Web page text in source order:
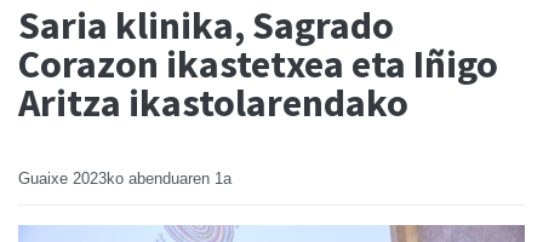
Saria klinika, Sagrado
Corazon ikastetxea eta Iñigo
Aritza ikastolarendako
Guaixe 2023ko abenduaren 1a